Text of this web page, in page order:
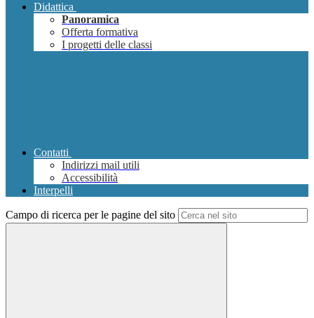
Didattica
Panoramica
Offerta formativa
I progetti delle classi
Contatti
Indirizzi mail utili
Accessibilità
Interpelli
Campo di ricerca per le pagine del sito